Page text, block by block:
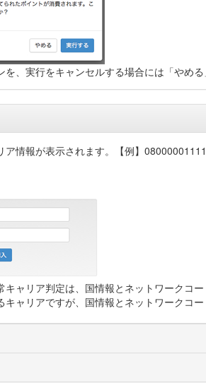
、実行をキャンセルする場合には「やめる
ア情報が表示されます。【例】
ャリア判定は、国情報とネットワークコ
キャリアですが、国情報とネットワークコ